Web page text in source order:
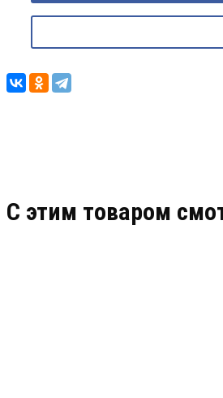
C этим товаром